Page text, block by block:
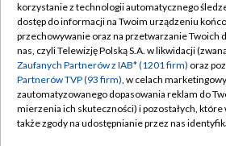
TVP
Abonament TVP
Emisja w TVP
Centrum informacji TVP
Naziemna Telewizja Cyfrowa
Regulamin
Polityka
Moje zgody
Pomoc
korzystanie z technologii automatycznego
dostęp do informacji na Twoim urządzeniu
przechowywanie oraz na przetwarzanie Twoich
nas, czyli Telewizję Polską S.A. w likwidacji
Zaufanych Partnerów z IAB* (1201 firm) oraz
Partnerów TVP (93 firm), w celach
zautomatyzowanego dopasowania reklam do
mierzenia ich skuteczności) i pozostałych, które
także zgody na udostępnianie przez nas